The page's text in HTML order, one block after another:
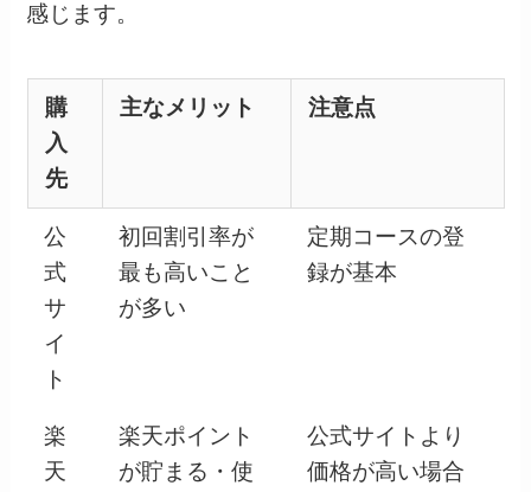
感じます。
購
入
先
主なメリット 注意点
公
式
サ
イ
ト
初回割引率が
最も高いこと
が多い
定期コースの登
録が基本
楽
天
楽天ポイント
が貯まる・使
公式サイトより
価格が高い場合